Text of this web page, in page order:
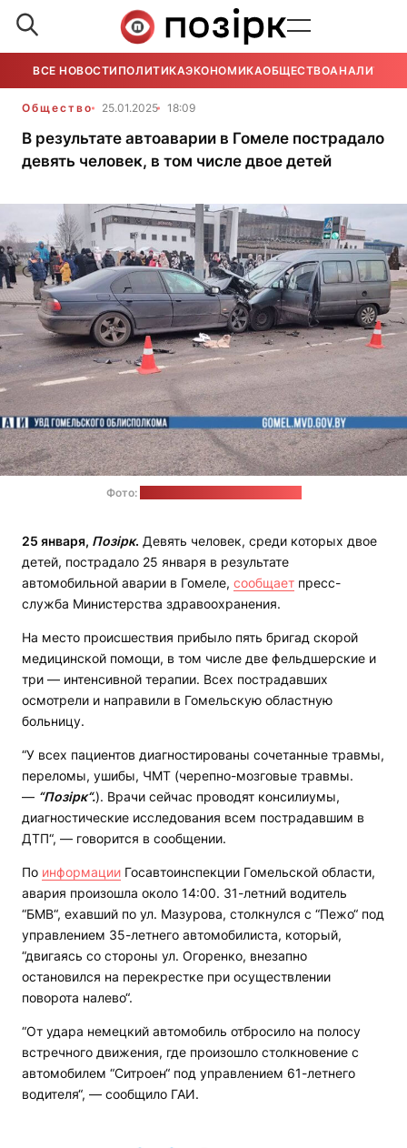
ВСЕ НОВОСТИ ПОЛИТИКАЭКОНОМИКАОБЩЕСТВОАНАЛИТИКА
Общество 25.01.2025 18:09
В результате автоаварии в Гомеле пострадало
девять человек, в том числе двое детей
Фото:
25 января, Позірк. Девять человек, среди которых двое
детей, пострадало 25 января в результате
автомобильной аварии в Гомеле, сообщает пресс-
служба Министерства здравоохранения.
На место происшествия прибыло пять бригад скорой
медицинской помощи, в том числе две фельдшерские и
три — интенсивной терапии. Всех пострадавших
осмотрели и направили в Гомельскую областную
больницу.
“У всех пациентов диагностированы сочетанные травмы,
переломы, ушибы, ЧМТ (черепно-мозговые травмы.
— “Позірк“.). Врачи сейчас проводят консилиумы,
диагностические исследования всем пострадавшим в
ДТП“, — говорится в сообщении.
По информации Госавтоинспекции Гомельской области,
авария произошла около 14:00. 31-летний водитель
“БМВ“, ехавший по ул. Мазурова, столкнулся с “Пежо“ под
управлением 35-летнего автомобилиста, который,
“двигаясь со стороны ул. Огоренко, внезапно
остановился на перекрестке при осуществлении
поворота налево“.
“От удара немецкий автомобиль отбросило на полосу
встречного движения, где произошло столкновение с
автомобилем “Ситроен“ под управлением 61-летнего
водителя“, — сообщило ГАИ.